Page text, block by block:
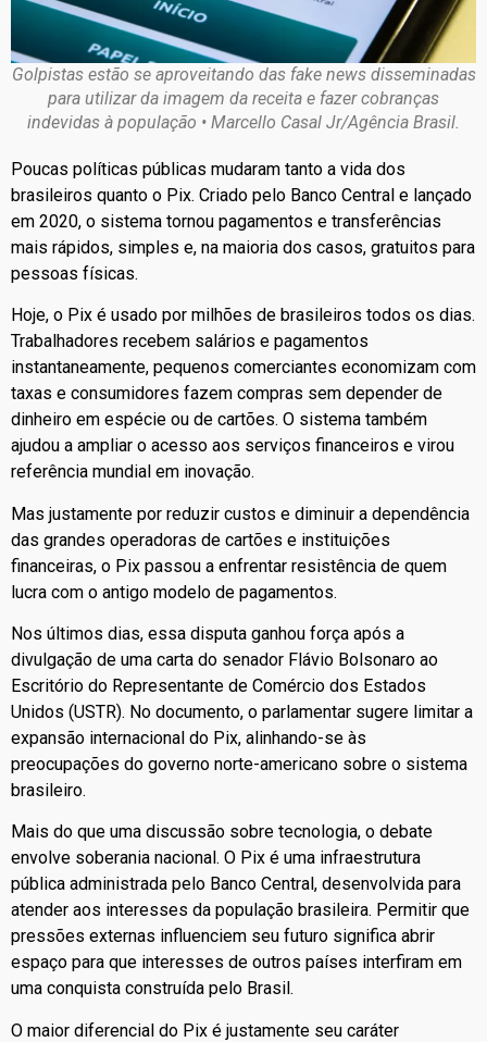
Golpistas estão se aproveitando das fake news disseminadas
para utilizar da imagem da receita e fazer cobranças
indevidas à população • Marcello Casal Jr/Agência Brasil.
Poucas políticas públicas mudaram tanto a vida dos
brasileiros quanto o Pix. Criado pelo Banco Central e lançado
em 2020, o sistema tornou pagamentos e transferências
mais rápidos, simples e, na maioria dos casos, gratuitos para
pessoas físicas.
Hoje, o Pix é usado por milhões de brasileiros todos os dias.
Trabalhadores recebem salários e pagamentos
instantaneamente, pequenos comerciantes economizam com
taxas e consumidores fazem compras sem depender de
dinheiro em espécie ou de cartões. O sistema também
ajudou a ampliar o acesso aos serviços financeiros e virou
referência mundial em inovação.
Mas justamente por reduzir custos e diminuir a dependência
das grandes operadoras de cartões e instituições
financeiras, o Pix passou a enfrentar resistência de quem
lucra com o antigo modelo de pagamentos.
Nos últimos dias, essa disputa ganhou força após a
divulgação de uma carta do senador Flávio Bolsonaro ao
Escritório do Representante de Comércio dos Estados
Unidos (USTR). No documento, o parlamentar sugere limitar a
expansão internacional do Pix, alinhando-se às
preocupações do governo norte-americano sobre o sistema
brasileiro.
Mais do que uma discussão sobre tecnologia, o debate
envolve soberania nacional. O Pix é uma infraestrutura
pública administrada pelo Banco Central, desenvolvida para
atender aos interesses da população brasileira. Permitir que
pressões externas influenciem seu futuro significa abrir
espaço para que interesses de outros países interfiram em
uma conquista construída pelo Brasil.
O maior diferencial do Pix é justamente seu caráter